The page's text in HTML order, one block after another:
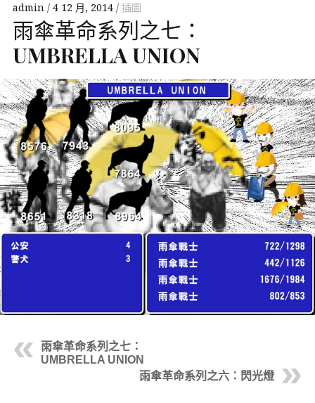
admin 4 12 月, 2014 插圖
雨傘革命系列之七：
UMBRELLA UNION
雨傘革命系列之七：
UMBRELLA UNION
雨傘革命系列之六：閃光燈